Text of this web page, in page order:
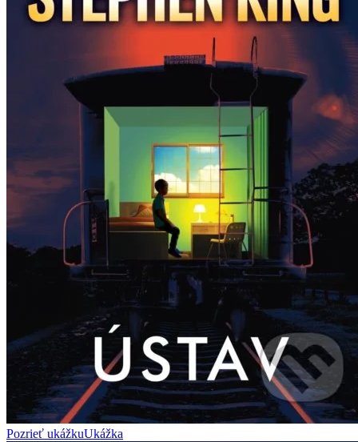
Pozrieť ukážkuUkážka